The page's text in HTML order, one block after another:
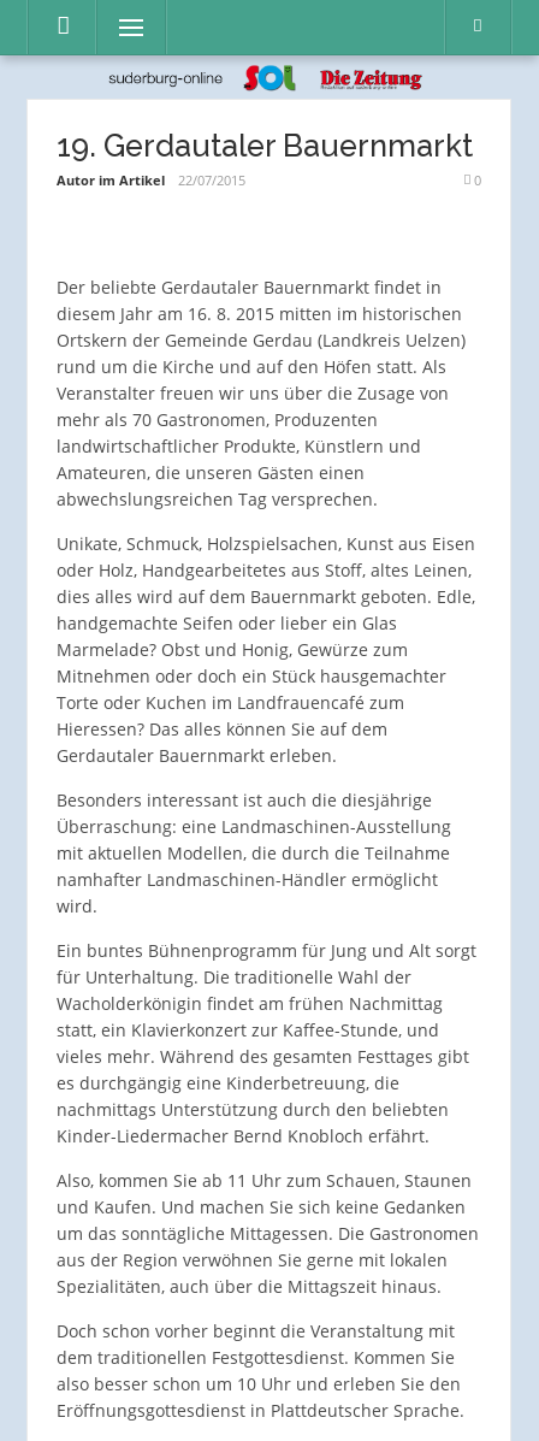
Inhalt
Menü
19. Gerdautaler Bauernmarkt
Autor im Artikel 22/07/2015 0
Der beliebte Gerdautaler Bauernmarkt findet in
diesem Jahr am 16. 8. 2015 mitten im historischen
Ortskern der Gemeinde Gerdau (Landkreis Uelzen)
rund um die Kirche und auf den Höfen statt. Als
Veranstalter freuen wir uns über die Zusage von
mehr als 70 Gastronomen, Produzenten
landwirtschaftlicher Produkte, Künstlern und
Amateuren, die unseren Gästen einen
abwechslungsreichen Tag versprechen.
Unikate, Schmuck, Holzspielsachen, Kunst aus Eisen
oder Holz, Handgearbeitetes aus Stoff, altes Leinen,
dies alles wird auf dem Bauernmarkt geboten. Edle,
handgemachte Seifen oder lieber ein Glas
Marmelade? Obst und Honig, Gewürze zum
Mitnehmen oder doch ein Stück hausgemachter
Torte oder Kuchen im Landfrauencafé zum
Hieressen? Das alles können Sie auf dem
Gerdautaler Bauernmarkt erleben.
Besonders interessant ist auch die diesjährige
Überraschung: eine Landmaschinen-Ausstellung
mit aktuellen Modellen, die durch die Teilnahme
namhafter Landmaschinen-Händler ermöglicht
wird.
Ein buntes Bühnenprogramm für Jung und Alt sorgt
für Unterhaltung. Die traditionelle Wahl der
Wacholderkönigin findet am frühen Nachmittag
statt, ein Klavierkonzert zur Kaffee-Stunde, und
vieles mehr. Während des gesamten Festtages gibt
es durchgängig eine Kinderbetreuung, die
nachmittags Unterstützung durch den beliebten
Kinder-Liedermacher Bernd Knobloch erfährt.
Also, kommen Sie ab 11 Uhr zum Schauen, Staunen
und Kaufen. Und machen Sie sich keine Gedanken
um das sonntägliche Mittagessen. Die Gastronomen
aus der Region verwöhnen Sie gerne mit lokalen
Spezialitäten, auch über die Mittagszeit hinaus.
Doch schon vorher beginnt die Veranstaltung mit
dem traditionellen Festgottesdienst. Kommen Sie
also besser schon um 10 Uhr und erleben Sie den
Eröffnungsgottesdienst in Plattdeutscher Sprache.